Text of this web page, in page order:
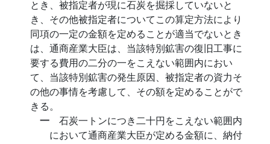
とき、被指定者が現に石炭を掘採していないと
き、その他被指定者についてこの算定方法により
同項の一定の金額を定めることが適当でないとき
は、通商産業大臣は、当該特別鉱害の復旧工事に
要する費用の二分の一をこえない範囲内におい
て、当該特別鉱害の発生原因、被指定者の資力そ
の他の事情を考慮して、その額を定めることがで
きる。
一 石炭一トンにつき二十円をこえない範囲内
において通商産業大臣が定める金額に、納付